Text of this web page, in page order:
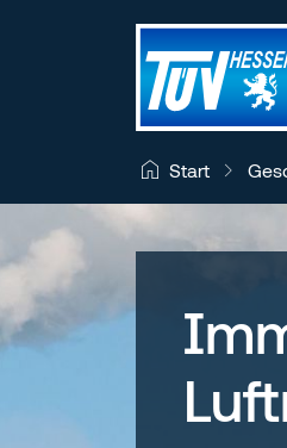
Zum Inhalt wechseln
Start